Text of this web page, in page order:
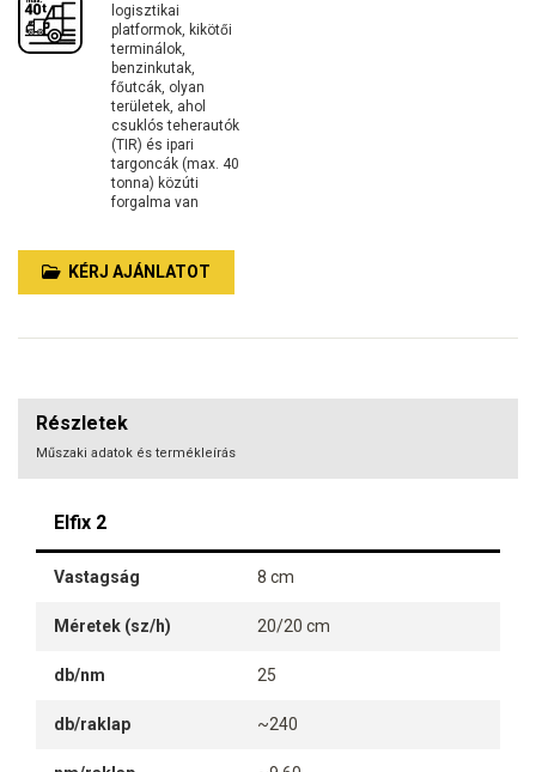
logisztikai
platformok, kikötői
terminálok,
benzinkutak,
főutcák, olyan
területek, ahol
csuklós teherautók
(TIR) ​​és ipari
targoncák (max. 40
tonna) közúti
forgalma van
KÉRJ AJÁNLATOT
Részletek
Műszaki adatok és termékleírás
Elfix 2
Vastagság 8 cm
Méretek (sz/h) 20/20 cm
db/nm 25
db/raklap ~240